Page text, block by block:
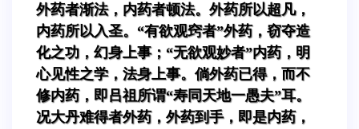
外药者渐法，内药者顿法。外药所以超凡，
内药所以入圣。“有欲观窍者”外药，窃夺造
化之功，幻身上事；“无欲观妙者”内药，明
心见性之学，法身上事。倘外药已得，而不
修内药，即吕祖所谓“寿同天地一愚夫”耳。
况大丹难得者外药，外药到手，即是内药，